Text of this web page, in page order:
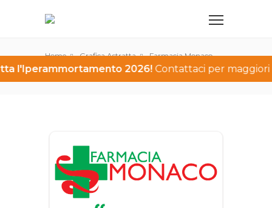
l'Iperammortamento 2026!Contattaci per maggiori
Home Grafica Astratta Farmacia Monaco